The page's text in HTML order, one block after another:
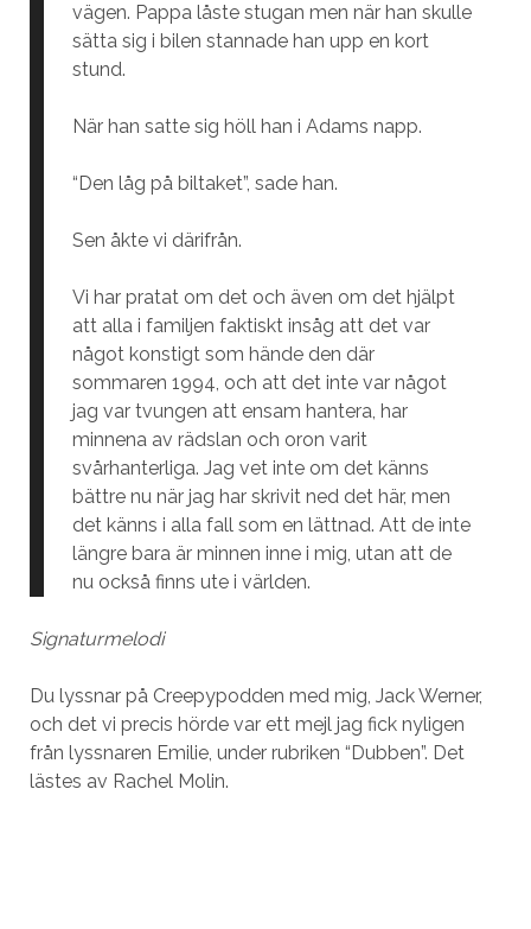
vägen. Pappa låste stugan men när han skulle
sätta sig i bilen stannade han upp en kort
stund.
När han satte sig höll han i Adams napp.
“Den låg på biltaket”, sade han.
Sen åkte vi därifrån.
Vi har pratat om det och även om det hjälpt
att alla i familjen faktiskt insåg att det var
något konstigt som hände den där
sommaren 1994, och att det inte var något
jag var tvungen att ensam hantera, har
minnena av rädslan och oron varit
svårhanterliga. Jag vet inte om det känns
bättre nu när jag har skrivit ned det här, men
det känns i alla fall som en lättnad. Att de inte
längre bara är minnen inne i mig, utan att de
nu också finns ute i världen.
Signaturmelodi
Du lyssnar på Creepypodden med mig, Jack Werner,
och det vi precis hörde var ett mejl jag fick nyligen
från lyssnaren Emilie, under rubriken “Dubben”. Det
lästes av Rachel Molin.